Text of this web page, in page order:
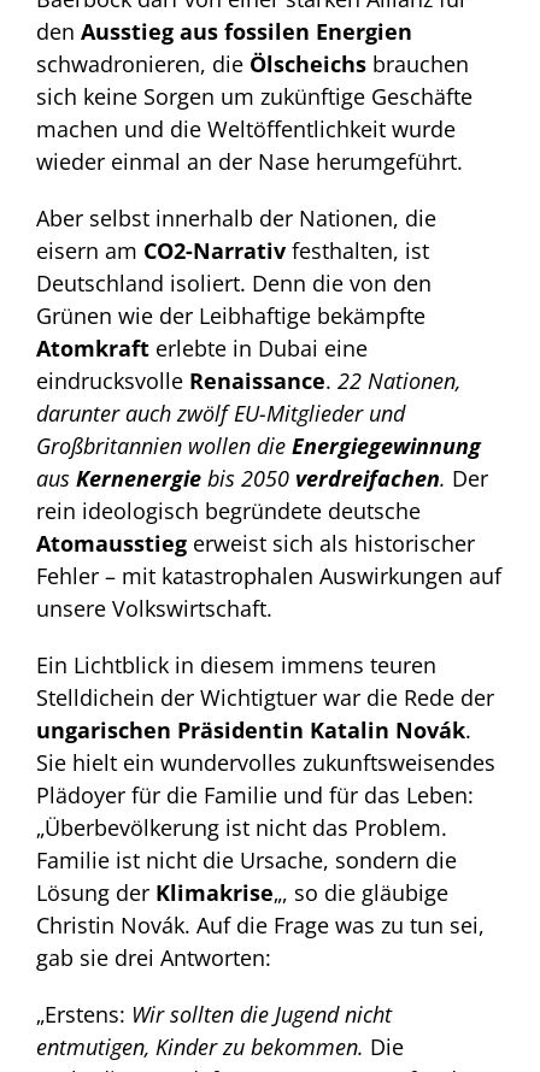
den Ausstieg aus fossilen Energien
schwadronieren, die Ölscheichs brauchen
sich keine Sorgen um zukünftige Geschäfte
machen und die Weltöffentlichkeit wurde
wieder einmal an der Nase herumgeführt.
Aber selbst innerhalb der Nationen, die
eisern am CO2-Narrativ festhalten, ist
Deutschland isoliert. Denn die von den
Grünen wie der Leibhaftige bekämpfte
Atomkraft erlebte in Dubai eine
eindrucksvolle Renaissance. 22 Nationen,
darunter auch zwölf EU-Mitglieder und
Großbritannien wollen die Energiegewinnung
aus Kernenergie bis 2050 verdreifachen. Der
rein ideologisch begründete deutsche
Atomausstieg erweist sich als historischer
Fehler – mit katastrophalen Auswirkungen auf
unsere Volkswirtschaft.
Ein Lichtblick in diesem immens teuren
Stelldichein der Wichtigtuer war die Rede der
ungarischen Präsidentin Katalin Novák.
Sie hielt ein wundervolles zukunftsweisendes
Plädoyer für die Familie und für das Leben:
„Überbevölkerung ist nicht das Problem.
Familie ist nicht die Ursache, sondern die
Lösung der Klimakrise„, so die gläubige
Christin Novák. Auf die Frage was zu tun sei,
gab sie drei Antworten:
„Erstens: Wir sollten die Jugend nicht
entmutigen, Kinder zu bekommen. Die